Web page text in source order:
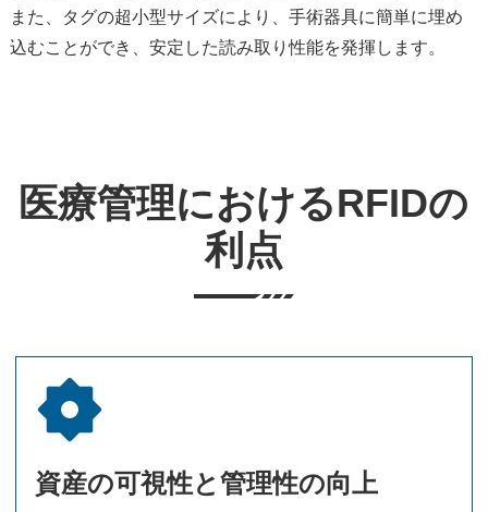
また、タグの超小型サイズにより、手術器具に簡単に埋め
込むことができ、安定した読み取り性能を発揮します。
医療管理におけるRFIDの
利点
資産の可視性と管理性の向上